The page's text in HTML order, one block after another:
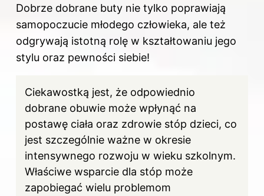
Dobrze dobrane buty nie tylko poprawiają
samopoczucie młodego człowieka, ale też
odgrywają istotną rolę w kształtowaniu jego
stylu oraz pewności siebie!
Ciekawostką jest, że odpowiednio
dobrane obuwie może wpłynąć na
postawę ciała oraz zdrowie stóp dzieci, co
jest szczególnie ważne w okresie
intensywnego rozwoju w wieku szkolnym.
Właściwe wsparcie dla stóp może
zapobiegać wielu problemom